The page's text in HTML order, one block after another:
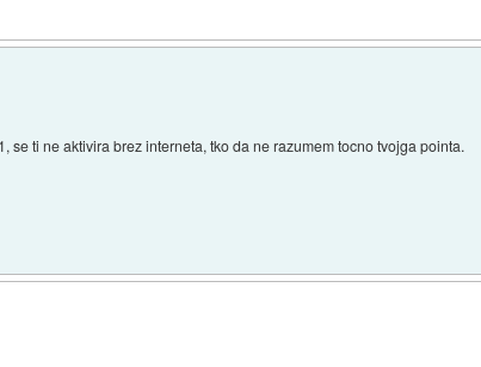
se ti ne aktivira brez interneta, tko da ne razumem tocno tvojga pointa.